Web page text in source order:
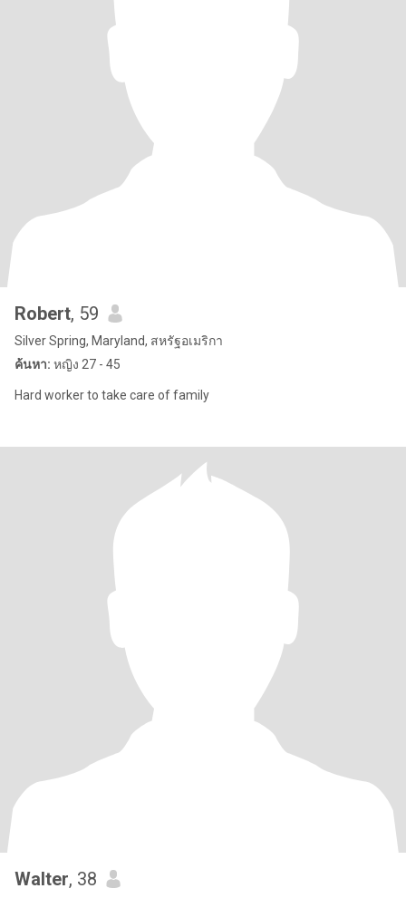
Robert, 59
Silver Spring, Maryland, สหรัฐอเมริกา
ค้นหา: หญิง 27 - 45
Hard worker to take care of family
Walter, 38